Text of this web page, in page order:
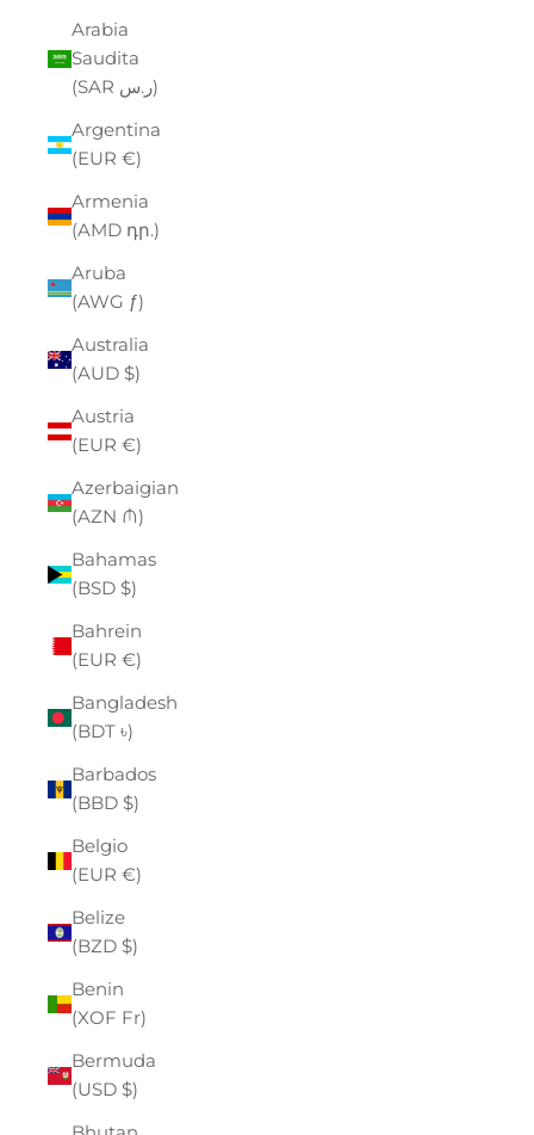
Arabia
Saudita
(SAR ر.س)
Argentina
(EUR €)
Armenia
(AMD դր.)
Aruba
(AWG ƒ)
Australia
(AUD $)
Austria
(EUR €)
Azerbaigian
(AZN ₼)
Bahamas
(BSD $)
Bahrein
(EUR €)
Bangladesh
(BDT ৳)
Barbados
(BBD $)
Belgio
(EUR €)
Belize
(BZD $)
Benin
(XOF Fr)
Bermuda
(USD $)